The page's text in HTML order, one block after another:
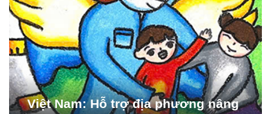
Việt Nam: Hỗ trợ địa phương nâng